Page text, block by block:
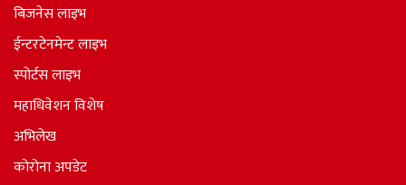
बिजनेस लाइभ
ईन्टरटेनमेन्ट लाइभ
स्पोर्टस लाइभ
महाधिवेशन विशेष
अभिलेख
कोरोना अपडेट